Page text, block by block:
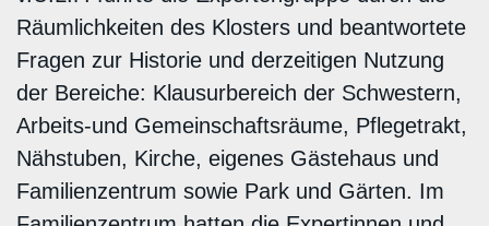
Räumlichkeiten des Klosters und beantwortete
Fragen zur Historie und derzeitigen Nutzung
der Bereiche: Klausurbereich der Schwestern,
Arbeits-und Gemeinschaftsräume, Pflegetrakt,
Nähstuben, Kirche, eigenes Gästehaus und
Familienzentrum sowie Park und Gärten. Im